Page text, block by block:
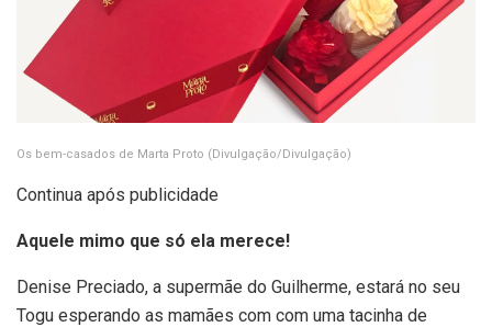
Os bem-casados de Marta Proto (Divulgação/Divulgação)
Continua após publicidade
Aquele mimo que só ela merece!
Denise Preciado, a supermãe do Guilherme, estará no seu
Togu esperando as mamães com com uma tacinha de